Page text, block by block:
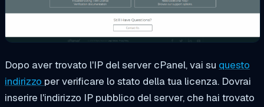
Dopo aver trovato l'IP del server cPanel, vai su questo
indirizzo per verificare lo stato della tua licenza. Dovrai
inserire l'indirizzo IP pubblico del server, che hai trovato